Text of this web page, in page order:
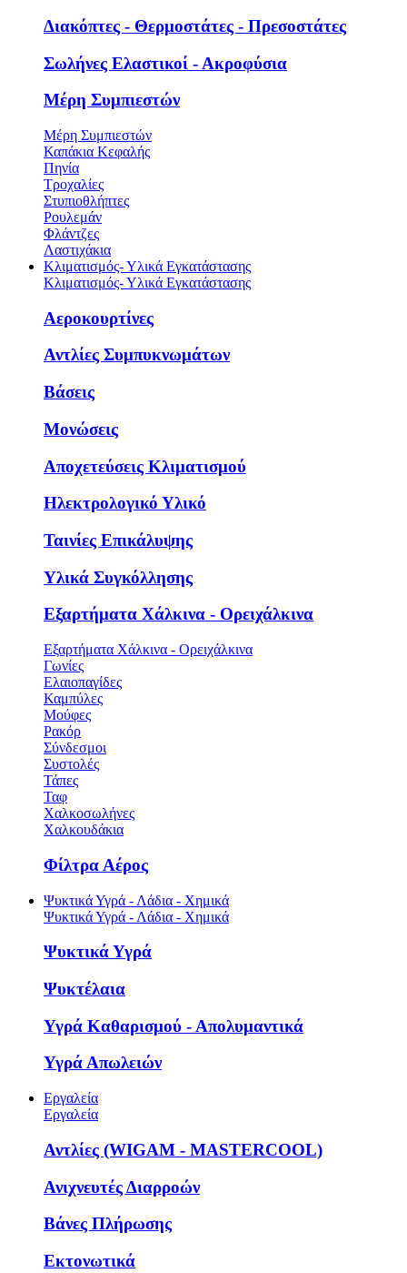
Διακόπτες - Θερμοστάτες - Πρεσοστάτες
Σωλήνες Ελαστικοί - Ακροφύσια
Μέρη Συμπιεστών
Μέρη Συμπιεστών
Καπάκια Κεφαλής
Πηνία
Τροχαλίες
Στυπιοθλήπτες
Ρουλεμάν
Φλάντζες
Λαστιχάκια
Κλιματισμός- Υλικά Εγκατάστασης
Κλιματισμός- Υλικά Εγκατάστασης
Αεροκουρτίνες
Αντλίες Συμπυκνωμάτων
Βάσεις
Μονώσεις
Αποχετεύσεις Κλιματισμού
Ηλεκτρολογικό Υλικό
Ταινίες Επικάλυψης
Υλικά Συγκόλλησης
Εξαρτήματα Χάλκινα - Ορειχάλκινα
Εξαρτήματα Χάλκινα - Ορειχάλκινα
Γωνίες
Ελαιοπαγίδες
Καμπύλες
Μούφες
Ρακόρ
Σύνδεσμοι
Συστολές
Τάπες
Ταφ
Χαλκοσωλήνες
Χαλκουδάκια
Φίλτρα Αέρος
Ψυκτικά Υγρά - Λάδια - Χημικά
Ψυκτικά Υγρά - Λάδια - Χημικά
Ψυκτικά Υγρά
Ψυκτέλαια
Υγρά Καθαρισμού - Απολυμαντικά
Υγρά Απωλειών
Εργαλεία
Εργαλεία
Αντλίες (WIGAM - MASTERCOOL)
Ανιχνευτές Διαρροών
Βάνες Πλήρωσης
Εκτονωτικά